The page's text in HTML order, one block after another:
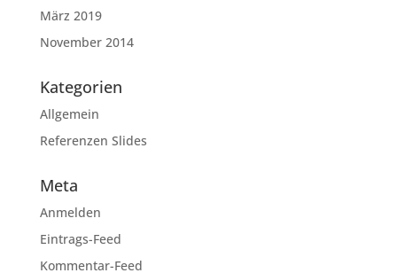
März 2019
November 2014
Kategorien
Allgemein
Referenzen Slides
Meta
Anmelden
Eintrags-Feed
Kommentar-Feed